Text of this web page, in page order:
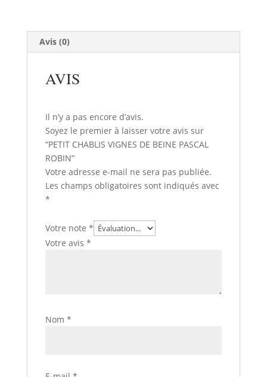
ROBIN
Avis (0)
AVIS
Il n’y a pas encore d’avis.
Soyez le premier à laisser votre avis sur
“PETIT CHABLIS VIGNES DE BEINE PASCAL
ROBIN”
Votre adresse e-mail ne sera pas publiée.
Les champs obligatoires sont indiqués avec
*
Votre note *
Votre avis *
Nom *